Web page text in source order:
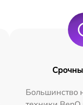
Большинство